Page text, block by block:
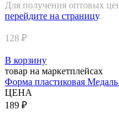
Для получения оптовых
перейдите на страницу.
128 ₽
В корзину
товар на маркетплейсах
Форма пластиковая
ЦЕНА
189 ₽